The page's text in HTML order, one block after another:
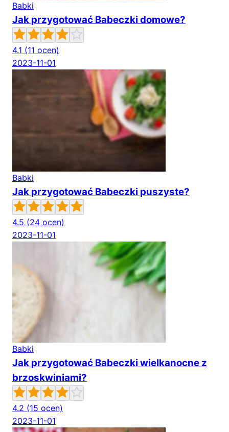
Babki
Jak przygotować Babeczki domowe?
4.1 (11 ocen)
2023-11-01
Babki
Jak przygotować Babeczki puszyste?
4.5 (24 ocen)
2023-11-01
Babki
Jak przygotować Babeczki wielkanocne z
brzoskwiniami?
4.2 (15 ocen)
2023-11-01